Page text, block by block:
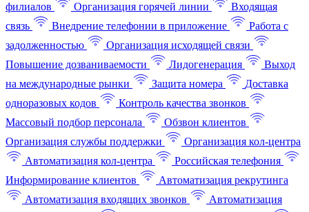
филиалов
Организация горячей линии
Входящая
связь
Внедрение телефонии в приложение
Работа с
задолженностью
Организация исходящей связи
Повышение дозваниваемости
Лидогенерация
Выход
на международные рынки
Защита номера
Доставка
одноразовых кодов
Контроль качества звонков
Массовый подбор персонала
Обзвон клиентов
Организация службы поддержки
Организация кол-центра
Автоматизация кол-центра
Российская телефония
Информирование клиентов
Автоматизация рекрутинга
Автоматизация входящих звонков
Автоматизация